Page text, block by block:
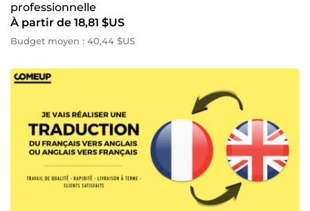
professionnelle
À partir de 18,81 $US
Budget moyen : 40,44 $US